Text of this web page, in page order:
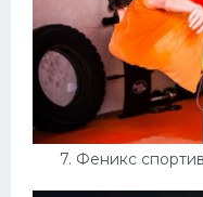
7. Феникс